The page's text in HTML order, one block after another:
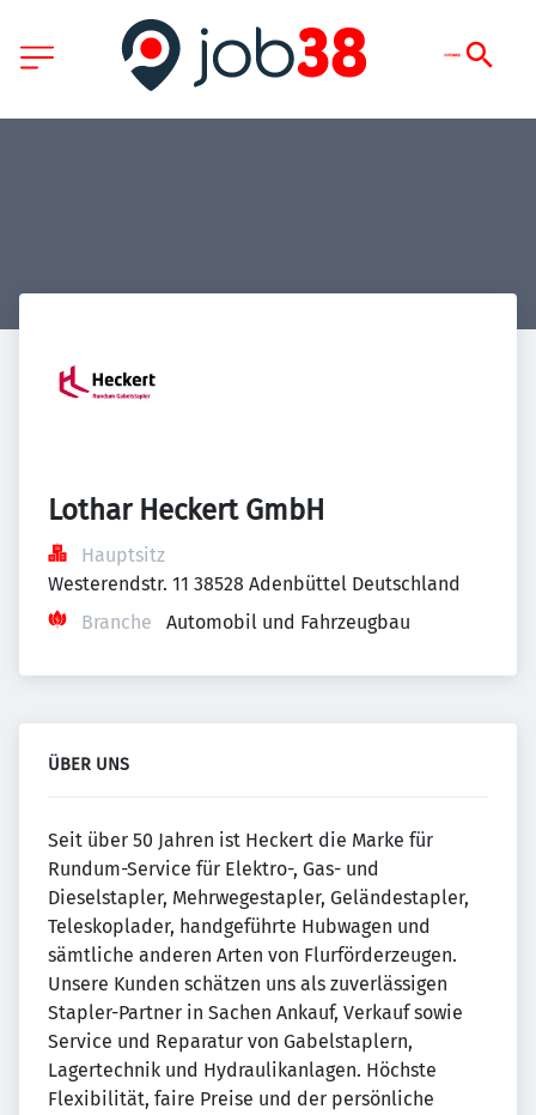
Lothar Heckert GmbH
Hauptsitz
Westerendstr. 11 38528 Adenbüttel Deutschland
Branche
Automobil und Fahrzeugbau
ÜBER UNS
Seit über 50 Jahren ist Heckert die Marke für
Rundum-Service für Elektro-, Gas- und
Dieselstapler, Mehrwegestapler, Geländestapler,
Teleskoplader, handgeführte Hubwagen und
sämtliche anderen Arten von Flurförderzeugen.
Unsere Kunden schätzen uns als zuverlässigen
Stapler-Partner in Sachen Ankauf, Verkauf sowie
Service und Reparatur von Gabelstaplern,
Lagertechnik und Hydraulikanlagen. Höchste
Flexibilität, faire Preise und der persönliche